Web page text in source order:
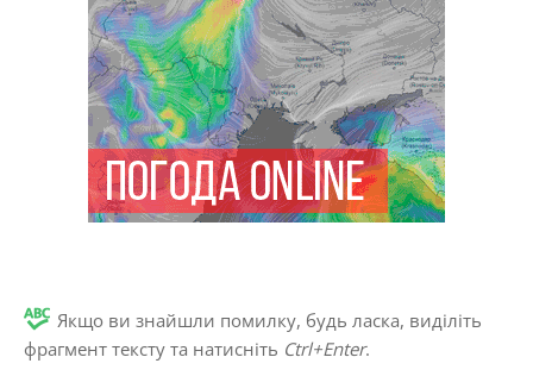
Якщо ви знайшли помилку, будь ласка, виділіть
фрагмент тексту та натисніть Ctrl+Enter.